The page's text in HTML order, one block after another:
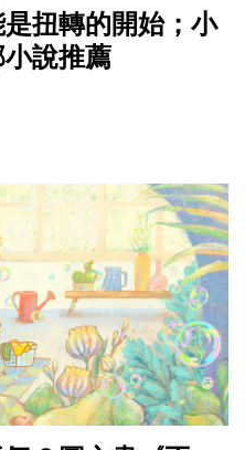
扭轉的開始；小
說推薦